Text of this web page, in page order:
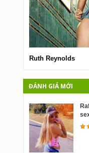
Ruth Reynolds
ĐÁNH GIÁ MỚI